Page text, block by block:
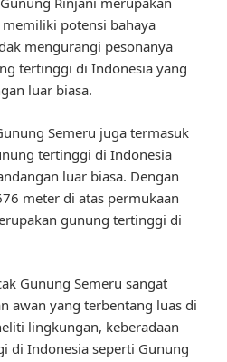
potensi bahaya
mengurangi pesonanya
tertinggi di Indonesia yang
luar biasa.
Semeru juga termasuk
tertinggi di Indonesia
luar biasa. Dengan
meter di atas permukaan
gunung tertinggi di
Gunung Semeru sangat
awan yang terbentang luas di
lingkungan, keberadaan
di Indonesia seperti Gunung